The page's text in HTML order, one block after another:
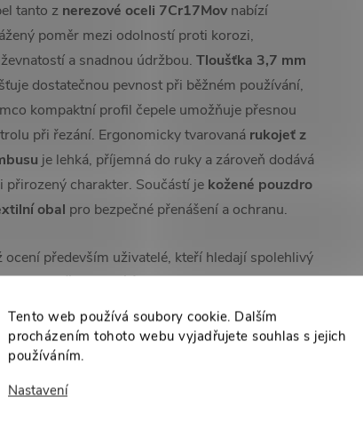
Tento web používá soubory cookie. Dalším
procházením tohoto webu vyjadřujete souhlas s jejich
používáním.
Nastavení
tanto z nerezové oceli 7Cr17Mov nabízí
poměr mezi odolností proti korozi,
a snadnou údržbou. Tloušťka 3,7 mm
dostatečnou pevnost při běžném používání,
kompaktní profil čepele umožňuje přesnou
při řezání. Ergonomicky tvarovaná rukojeť z
je lehká, příjemná do ruky a zároveň dodává
přirozený charakter. Součástí je kožené pouzdro
obal pro bezpečné přenášení a ochranu.
ocení především uživatelé, kteří hledají spolehlivý
prokaždodenní úkoly– od přípravy jídla v
až po drobné práce na táboře. Díky nízké
a kompaktním rozměrům je vhodný i jako
nůž nebo záložní vybavení do batohu. Kombinace
materiálů a funkční konstrukce z něj dělá